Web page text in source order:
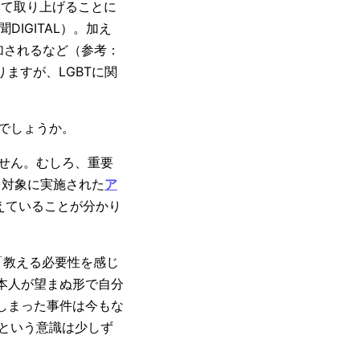
取り上げることに
DIGITAL）。加え
れるなど（参考：
ますが、LGBTに関
ょうか。
ん。むしろ、重要
象に実施されたア
いることが分かり
える必要性を感じ
人が望まぬ形で自分
まった事件は今もな
いう意識は少しず